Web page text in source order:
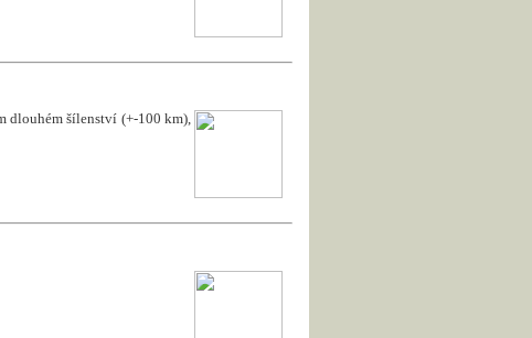
dlouhém šílenství (+-100 km),